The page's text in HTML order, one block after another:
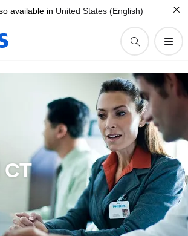
available in United States (English)